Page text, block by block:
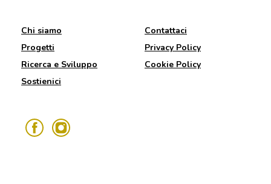
Chi siamo
Progetti
Ricerca e Sviluppo
Sostienici
Contattaci
Privacy Policy
Cookie Policy